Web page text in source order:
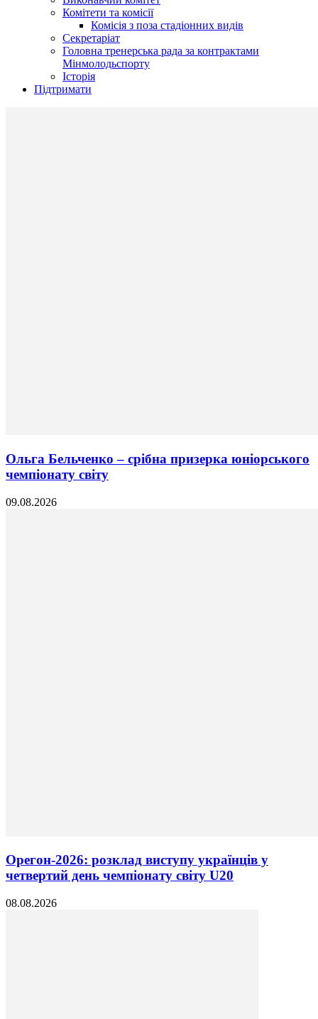
Комітети та комісії
Комісія з поза стадіонних видів
Секретаріат
Головна тренерська рада за контрактами
Мінмолодьспорту
Історія
Підтримати
Ольга Бельченко – срібна призерка юніорського
чемпіонату світу
09.08.2026
Орегон-2026: розклад виступу українців у
четвертий день чемпіонату світу U20
08.08.2026